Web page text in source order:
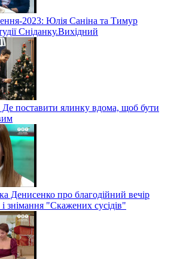
2023: Юлія Саніна та Тимур
Сніданку.Вихідний
поставити ялинку вдома, щоб бути
Денисенко про благодійний вечір
знімання "Скажених сусідів"